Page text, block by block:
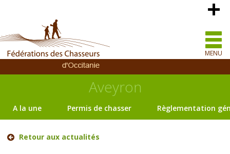
MENU
Aveyron
A la une Permis de chasser Règlementation
Retour aux actualités